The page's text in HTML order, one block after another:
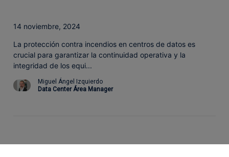
14 noviembre, 2024
La protección contra incendios en centros de datos es
crucial para garantizar la continuidad operativa y la
integridad de los equi...
Miguel Ángel Izquierdo
Data Center Área Manager